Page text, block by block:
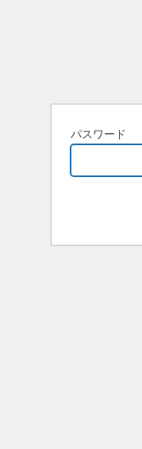
パスワード